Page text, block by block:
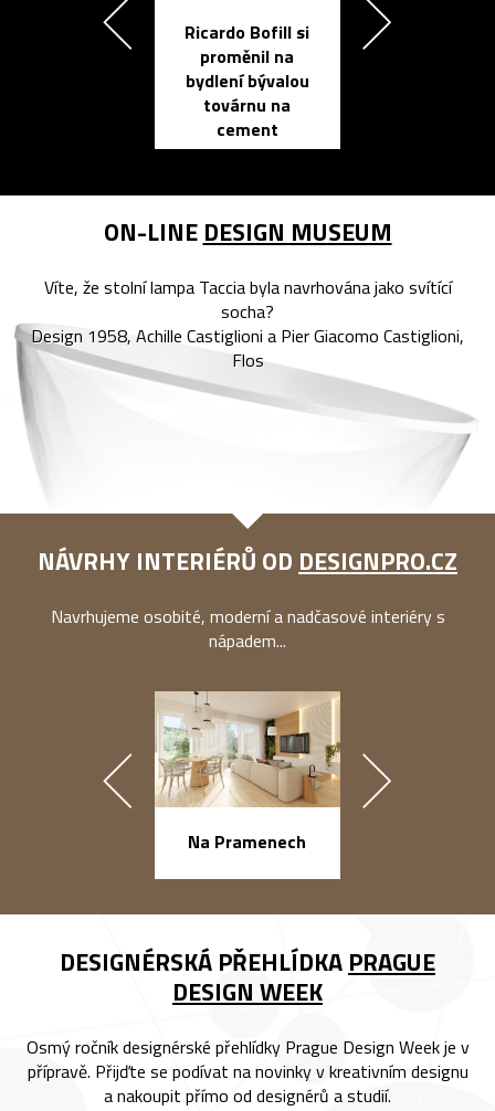
Ricardo Bofill si
proměnil na
bydlení bývalou
továrnu na
cement
ON-LINE DESIGN MUSEUM
Víte, že stolní lampa Taccia byla navrhována jako svítící
socha?
Design 1958, Achille Castiglioni a Pier Giacomo Castiglioni,
Flos
NÁVRHY INTERIÉRŮ OD DESIGNPRO.CZ
Navrhujeme osobité, moderní a nadčasové interiéry s
nápadem...
Na Pramenech
DESIGNÉRSKÁ PŘEHLÍDKA PRAGUE
DESIGN WEEK
Osmý ročník designérské přehlídky Prague Design Week je v
přípravě. Přijďte se podívat na novinky v kreativním designu
a nakoupit přímo od designérů a studií.